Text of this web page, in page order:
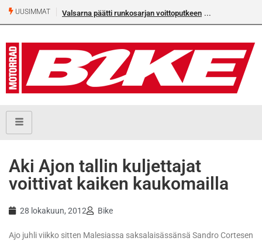
UUSIMMAT Valsarna päätti runkosarjan voittoputkeen
Aki Ajon tallin kuljettajat
voittivat kaiken kaukomailla
28 lokakuun, 2012 Bike
Ajo juhli viikko sitten Malesiassa saksalaisässänsä Sandro Cortesen